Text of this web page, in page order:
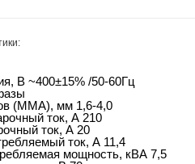
В ~400±15% /50-60Гц
(MMA), мм 1,6-4,0
ток, А 210
ток, А 20
ток, А 11,4
мощность, кВА 7,5